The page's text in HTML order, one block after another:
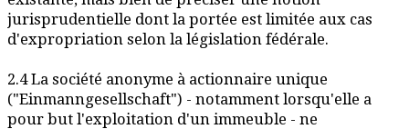
jurisprudentielle dont la portée est limitée aux cas
d'expropriation selon la législation fédérale.
2.4 La société anonyme à actionnaire unique
("Einmanngesellschaft") - notamment lorsqu'elle a
pour but l'exploitation d'un immeuble - ne